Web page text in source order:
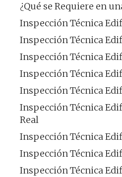
¿Qué se Requiere en
Inspección Técnica
Inspección Técnica
Inspección Técnica
Inspección Técnica
Inspección Técnica
Inspección Técnica
Real
Inspección Técnica
Inspección Técnica
Inspección Técnica